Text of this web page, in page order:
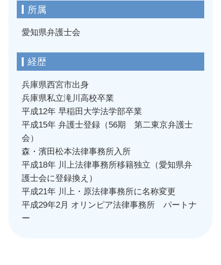
所属
愛知県弁護士会
経歴
兵庫県西宮市出身
兵庫県私立滝川高校卒業
平成12年 早稲田大学法学部卒業
平成15年 弁護士登録（56期 第二東京弁護士
会）
森・濱田松本法律事務所入所
平成18年 川上法律事務所移籍独立（愛知県弁
護士会に登録換え）
平成21年 川上・原法律事務所に名称変更
平成29年2月 オリンピア法律事務所 パートナ
ー